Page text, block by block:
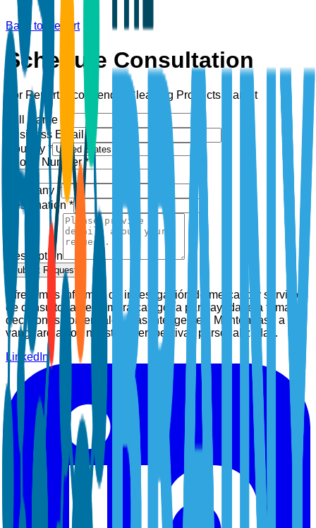
Back to Report
Schedule Consultation
For Report: Eco-friendly Cleaning Products Market
Full Name *
Business Email *
Country *
Phone Number *
Company *
Designation *
Description
Submit Request
Ofrecemos informes de investigación de mercado y servicios
de consultoría de primera categoría para ayudarle a tomar
decisiones comerciales más inteligentes. Manténgase a la
vanguardia con nuestras perspectivas personalizadas.
LinkedIn